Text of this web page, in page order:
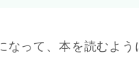
って、本を読むよう